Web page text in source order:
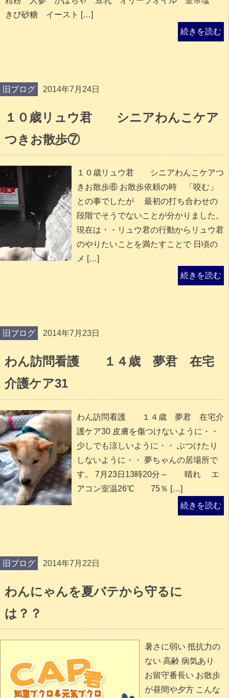
きび砂糖 イースト […]
続きを読む
旧ブログ 2014年7月24日
１０歳リュウ君 シニアわんこケア
つきお散歩⑦
１０歳リュウ君 シニアわんこケアつ
きお散歩⑥ お散歩依頼の時 「咬む」
との事でしたが 最初の打ち合わせの
段階でそうでないことが分かりました。
現在は・・リュウ君の行動からリュウ君
のやりたいことを満たすことで 日頃の
メ […]
続きを読む
旧ブログ 2014年7月23日
わん訪問看護 １４歳 夢君 在宅
介護ケア31
わん訪問看護 １４歳 夢君 在宅介
護ケア30 皮膚を傷つけないように・・
少しでも涼しいように・・ ぶつけたり
しないように・・ 夢ちゃんの居場所で
す。 7月23日13時20分～ 晴れ エ
アコン室温26℃ 75％ […]
続きを読む
旧ブログ 2014年7月22日
わんにゃんを夏バテから守るに
は？？
暑さに弱い 抵抗力の
ない 高齢 病気あり
お留守番長い お散歩
が昼間や夕方 こんな